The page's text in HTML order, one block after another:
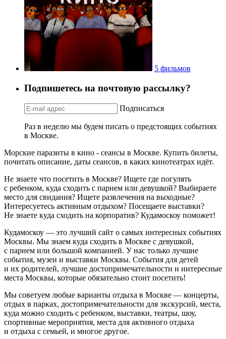
5 фильмов
Подпишетесь на почтовую рассылку?
Подписаться
Раз в неделю мы будем писать о предстоящих событиях
в Москве.
Морские паразиты в кино - сеансы в Москве. Купить билеты,
почитать описание, даты сеансов, в каких кинотеатрах идёт.
Не знаете что посетить в Москве? Ищете где погулять
с ребенком, куда сходить с парнем или девушкой? Выбираете
место для свидания? Ищете развлечения на выходные?
Интересуетесь активным отдыхом? Посещаете выставки?
Не знаете куда сходить на корпоратив? Кудамоскоу поможет!
Кудамоскоу — это лучший сайт о самых интересных событиях
Москвы. Мы знаем куда сходить в Москве с девушкой,
с парнем или большой компанией. У нас только лучшие
события, музеи и выставки Москвы. События для детей
и их родителей, лучшие достопримечательности и интересные
места Москвы, которые обязательно стоит посетить!
Мы советуем любые варианты отдыха в Москве — концерты,
отдых в парках, достопримечательности для экскурсий, места,
куда можно сходить с ребенком, выставки, театры, шоу,
спортивные мероприятия, места для активного отдыха
и отдыха с семьей, и многое другое.